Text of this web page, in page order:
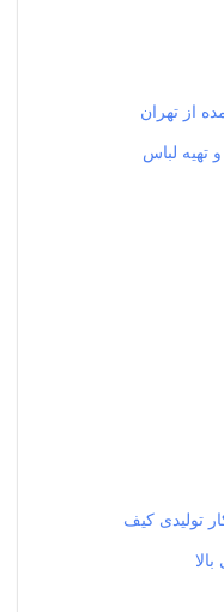
از تهران
تهیه لباس
تولیدی کیف